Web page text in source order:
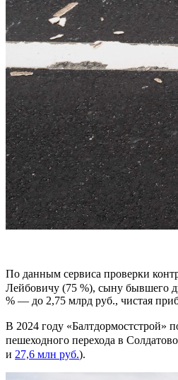
По данным сервиса проверки
Лейбовичу (75 %), сыну бывшего
% — до 2,75 млрд руб., чистая
В 2024 году «Балтдормостстрой»
пешеходного перехода в
и 27,6 млн руб.).